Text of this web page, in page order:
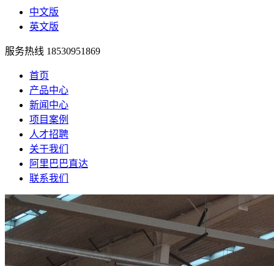
中文版
英文版
服务热线 18530951869
首页
产品中心
新闻中心
项目案例
人才招聘
关于我们
阿里巴巴直达
联系我们